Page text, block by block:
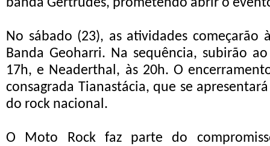
banda Gertrudes, prometendo abrir o
No sábado (23), as atividades começarão
Banda Geoharri. Na sequência, subirão
17h, e Neaderthal, às 20h. O
consagrada Tianastácia, que se
do rock nacional.
O Moto Rock faz parte do